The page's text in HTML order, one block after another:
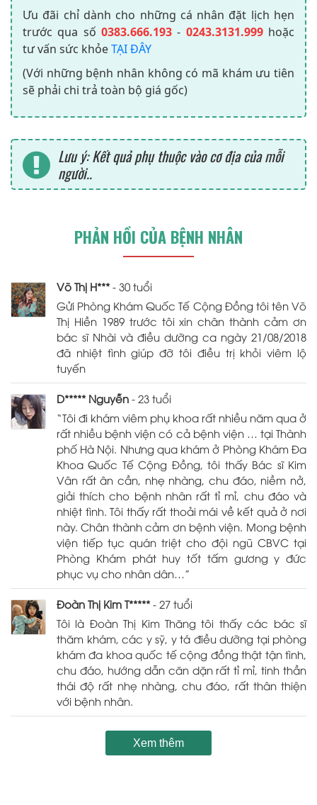
Ưu đãi chỉ dành cho những cá nhân đặt lịch hẹn
trước qua số 0383.666.193 - 0243.3131.999hoặc
tư vấn sức khỏeTẠI ĐÂY
(Với những bệnh nhân không có mã khám ưu tiên
sẽ phải chi trả toàn bộ giá gốc)
Lưu ý: Kết quả phụ thuộc vào cơ địa của mỗi
người..
PHẢN HỒI CỦA BỆNH NHÂN
Võ Thị H*** - 30 tuổi
Gửi Phòng Khám Quốc Tế Cộng Đồng tôi tên Võ
Thị Hiền 1989 trước tôi xin chân thành cảm ơn
bác sĩ Nhài và điều dưỡng ca ngày 21/08/2018
đã nhiệt tình giúp đỡ tôi điều trị khỏi viêm lộ
tuyến
D***** Nguyễn - 23 tuổi
“Tôi đi khám viêm phụ khoa rất nhiều năm qua ở
rất nhiều bệnh viện có cả bệnh viện … tại Thành
phố Hà Nội. Nhưng qua khám ở Phòng Khám Đa
Khoa Quốc Tế Cộng Đồng, tôi thấy Bác sĩ Kim
Vân rất ân cần, nhẹ nhàng, chu đáo, niềm nở,
giải thích cho bệnh nhân rất tỉ mỉ, chu đáo và
nhiệt tình. Tôi thấy rất thoải mái về kết quả ở nơi
này. Chân thành cảm ơn bệnh viện. Mong bệnh
viện tiếp tục quán triệt cho đội ngũ CBVC tại
Phòng Khám phát huy tốt tấm gương y đức
phục vụ cho nhân dân…”
Đoàn Thị Kim T***** - 27 tuổi
Tôi là Đoàn Thị Kim Thăng tôi thấy các bác sĩ
thăm khám, các y sỹ, y tá điều dưỡng tại phòng
khám đa khoa quốc tế cộng đồng thật tận tình,
chu đáo, hướng dẫn căn dặn rất tỉ mỉ, tinh thần
thái độ rất nhẹ nhàng, chu đáo, rất thân thiện
với bệnh nhân.
Xem thêm